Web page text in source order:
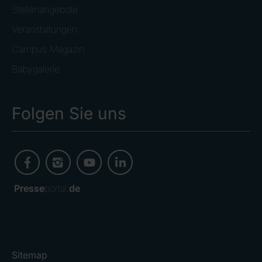
Stellenangebote
Veranstaltungen
Campus Magazin
Babygalerie
Folgen Sie uns
Presseportal. de
Sitemap